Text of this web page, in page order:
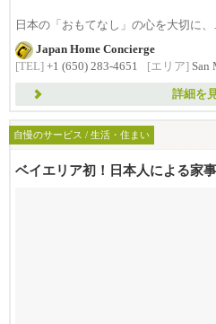
日本の「おもてなし」の心を大切に、
日...
Japan Home Concierge
[TEL] +1 (650) 283-4651 [エリア] San
詳細を
自慢のサービス / 生活・住まい
ベイエリア初！日本人による家